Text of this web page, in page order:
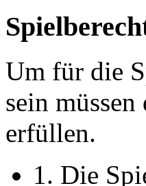
Um für die
sein
erfüllen.
1. Die